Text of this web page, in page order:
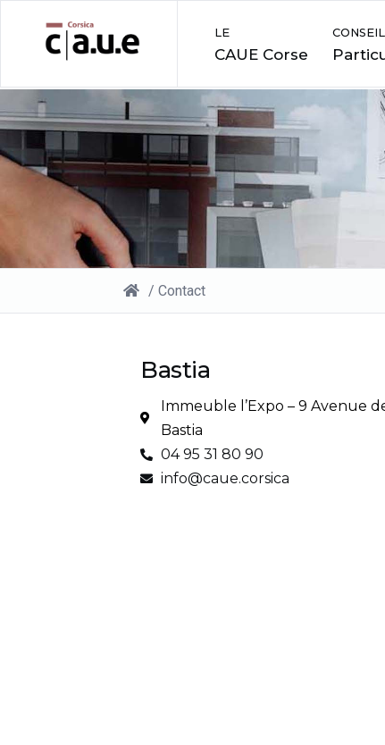
LE
CAUE Corse
/ Contact
Bastia
Immeuble l’Expo – 9 Avenue
Bastia
04 95 31 80 90
info@caue.corsica